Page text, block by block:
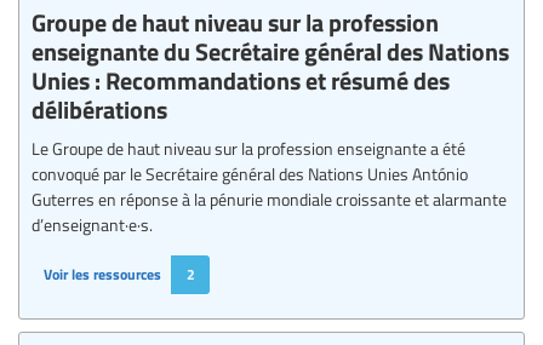
Groupe de haut niveau sur la profession
enseignante du Secrétaire général des Nations
Unies : Recommandations et résumé des
délibérations
Le Groupe de haut niveau sur la profession enseignante a été
convoqué par le Secrétaire général des Nations Unies António
Guterres en réponse à la pénurie mondiale croissante et alarmante
d’enseignant·e·s.
Voir les ressources 2